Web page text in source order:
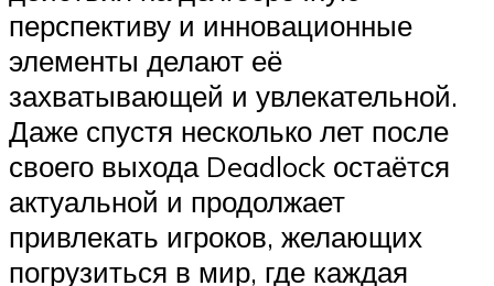
перспективу и инновационные
элементы делают её
захватывающей и увлекательной.
Даже спустя несколько лет после
своего выхода Deadlock остаётся
актуальной и продолжает
привлекать игроков, желающих
погрузиться в мир, где каждая